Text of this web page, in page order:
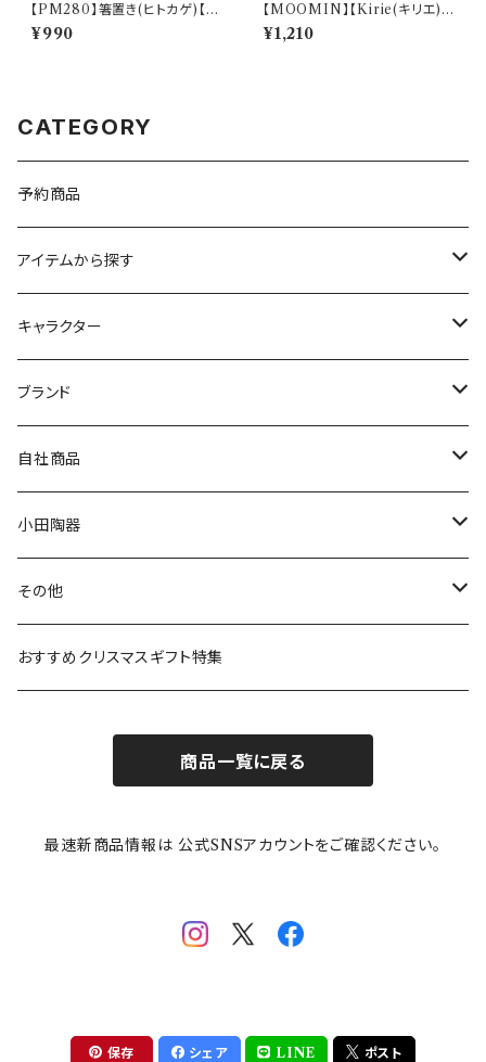
【PM280】箸置き(ヒトカゲ)【D
aily Sketch】PM282-402
¥990
【MOOMIN】【Kirie(キリエ)】
すくいやすいスプーンＳ（リトルミ
イ）【MM9000】MM9002-8
¥1,210
CATEGORY
予約商品
アイテムから探す
九谷焼
マグ＆カップ
プレート
ボウル
ガラスウェア
カトラリー
キャラクター
ムーミン
80th記念アイテム
リトルミイの日記念アイテム
MOOMIN ANIMATION
スヌーピー
ピーターラビット
ポケットモンスター
mofusand（モフサンド）
mofsand×日比谷花壇
ちびまる子ちゃんandクレヨンしんちゃん
ブランド
LA AMYS(エミーズ)
LISA LARSON(リサラーソン)
LAURA ASHLEY(ローラ アシュレイ)
Finlayson(フィンレイソン)
HANAE MORI(ハナエモリ)
THE BEATLES(ザ・ビートルズ)
【山加商店×yaeko】migratory bird
自社商品
ねこ企画
Cecera(セセラ)
CELEC(セレック)
隅切り重箱
HAPPY DINING(ハッピーダイニング)
小田陶器
さざなみ
吉祥
メイメイウェア
SoSo(ソソ）
その他
リサイクル食器
おすすめクリスマスギフト特集
商品一覧に戻る
最速新商品情報は 公式SNSアカウントをご確認ください。
保存 シェア LINE ポスト